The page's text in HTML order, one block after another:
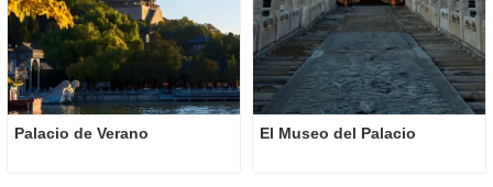
Palacio de Verano El Museo del Palacio